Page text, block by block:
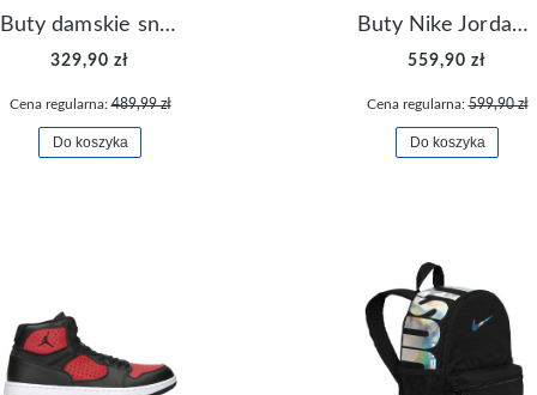
Buty damskie sneakersy Nike M2K Tekno AO3108-006
329,90 zł
Cena regularna:489,99 zł
Do koszyka
Buty Nike Jordan Flight Origin 4 921196-100
559,90 zł
Cena regularna:599,90 zł
Do koszyka